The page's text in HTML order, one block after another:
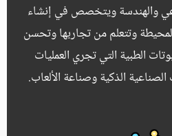
والهندسة ويتخصص في إنشاء
وتتعلم من تجاربها وتحسن
الطبية التي تجري العمليات
الذكية وصناعة الألعاب.